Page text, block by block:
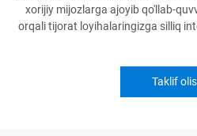
xorijiy mijozlarga ajoyib qo'llab-
orqali tijorat loyihalaringizga silliq
Taklif